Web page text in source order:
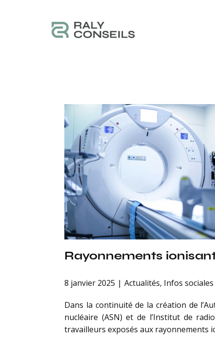
Rayonnements
8 janvier 2025 Actualités, Infos sociales
Dans la continuité de la création de
nucléaire (ASN) et de l’Institut de
travailleurs exposés aux rayonnements